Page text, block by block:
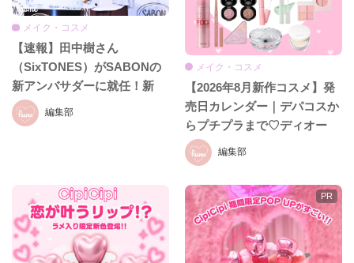
編集部
メイク・コスメ
【速報】田中樹さん
（SixTONES）がSABONの
新アンバサダーに就任！新
CM初公開＆就任発表会をレ
ポ♡
編集部
メイク・コスメ
【2026年8月新作コスメ】発
売日カレンダー｜デパコスか
らプチプラまで♡ディオー
ル、イヴ・サンローラン、ケ
イト、セザンヌほか話題ブラ
ンドまとめ